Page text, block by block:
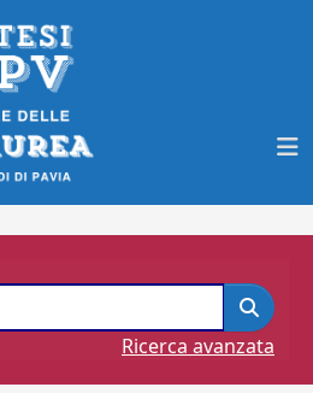
Ricerca avanzata